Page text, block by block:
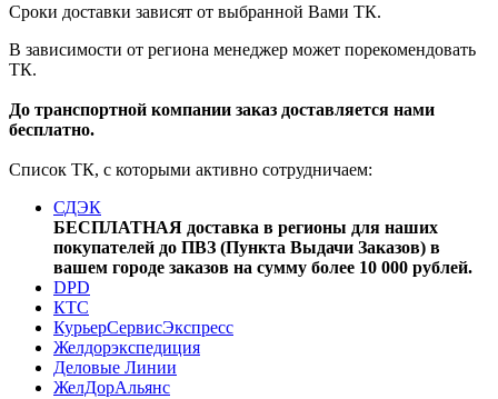
Сроки доставки зависят от выбранной Вами ТК.
В зависимости от региона менеджер может порекомендовать
ТК.
До транспортной компании заказ доставляется нами
бесплатно.
Список ТК, с которыми активно сотрудничаем:
СДЭК
БЕСПЛАТНАЯ доставка в регионы для наших
покупателей до ПВЗ (Пункта Выдачи Заказов) в
вашем городе заказов на сумму более 10 000 рублей.
DPD
КТС
КурьерСервисЭкспресс
Желдорэкспедиция
Деловые Линии
ЖелДорАльянс